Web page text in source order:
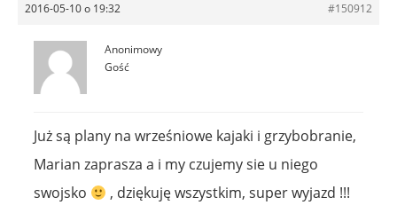
2016-05-10 o 19:32 #150912
Anonimowy
Gość
Już są plany na wrześniowe kajaki i grzybobranie,
Marian zaprasza a i my czujemy sie u niego
swojsko
, dziękuję wszystkim, super wyjazd !!!